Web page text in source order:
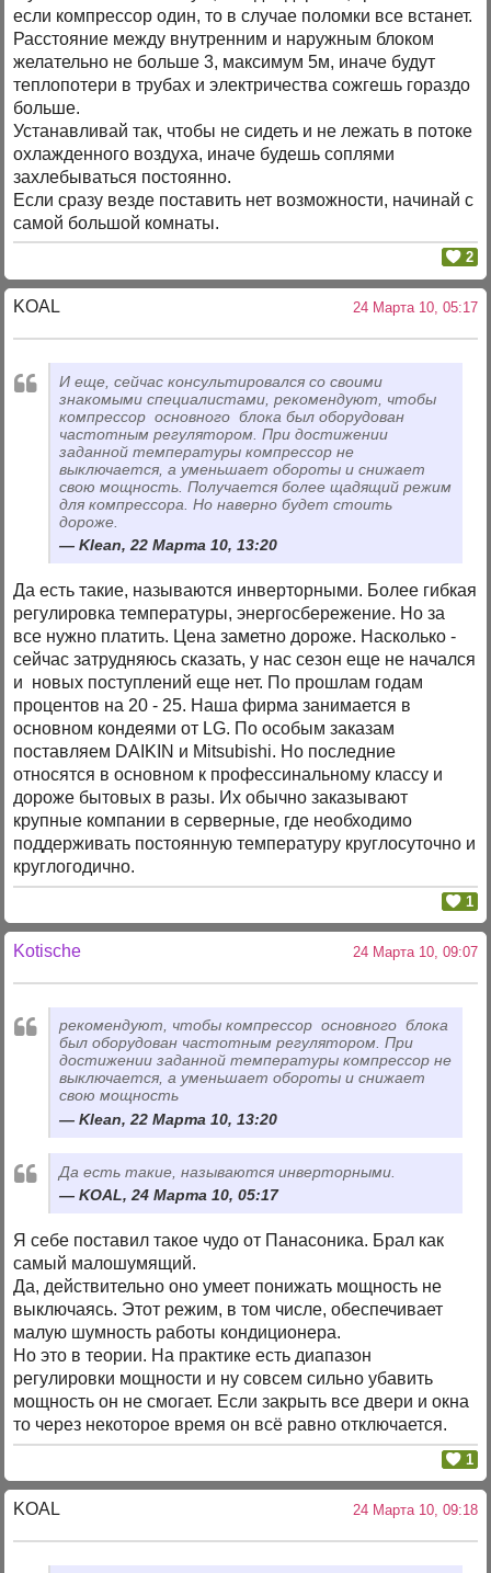
если компрессор один, то в случае поломки все встанет.
Расстояние между внутренним и наружным блоком
желательно не больше 3, максимум 5м, иначе будут
теплопотери в трубах и электричества сожгешь гораздо
больше.
Устанавливай так, чтобы не сидеть и не лежать в потоке
охлажденного воздуха, иначе будешь соплями
захлебываться постоянно.
Если сразу везде поставить нет возможности, начинай с
самой большой комнаты.
2
KOAL 24 Марта 10, 05:17
И еще, сейчас консультировался со своими
знакомыми специалистами, рекомендуют, чтобы
компрессор основного блока был оборудован
частотным регулятором. При достижении
заданной температуры компрессор не
выключается, а уменьшает обороты и снижает
свою мощность. Получается более щадящий режим
для компрессора. Но наверно будет стоить
дороже.
Klean, 22 Марта 10, 13:20
Да есть такие, называются инверторными. Более гибкая
регулировка температуры, энергосбережение. Но за
все нужно платить. Цена заметно дороже. Насколько -
сейчас затрудняюсь сказать, у нас сезон еще не начался
и новых поступлений еще нет. По прошлам годам
процентов на 20 - 25. Наша фирма занимается в
основном кондеями от LG. По особым заказам
поставляем DAIKIN и Mitsubishi. Но последние
относятся в основном к профессинальному классу и
дороже бытовых в разы. Их обычно заказывают
крупные компании в серверные, где необходимо
поддерживать постоянную температуру круглосуточно и
круглогодично.
1
Kotische 24 Марта 10, 09:07
рекомендуют, чтобы компрессор основного блока
был оборудован частотным регулятором. При
достижении заданной температуры компрессор не
выключается, а уменьшает обороты и снижает
свою мощность
Klean, 22 Марта 10, 13:20
Да есть такие, называются инверторными.
KOAL, 24 Марта 10, 05:17
Я себе поставил такое чудо от Панасоника. Брал как
самый малошумящий.
Да, действительно оно умеет понижать мощность не
выключаясь. Этот режим, в том числе, обеспечивает
малую шумность работы кондиционера.
Но это в теории. На практике есть диапазон
регулировки мощности и ну совсем сильно убавить
мощность он не смогает. Если закрыть все двери и окна
то через некоторое время он всё равно отключается.
1
KOAL 24 Марта 10, 09:18